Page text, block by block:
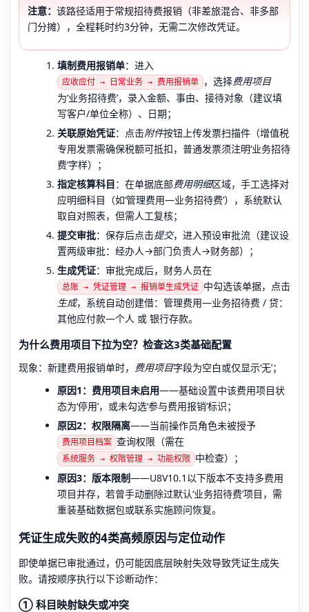
注意： 该路径适用于常规招待费报销（非差旅混合、非多部
门分摊），全程耗时约3分钟，无需二次修改凭证。
填制费用报销单：进入
应收应付 → 日常业务 → 费用报销单 ，选择费用项目
为‘业务招待费’，录入金额、事由、接待对象（建议填
写客户/单位全称）、日期；
关联原始凭证：点击附件按钮上传发票扫描件（增值税
专用发票需确保税额可抵扣，普通发票须注明‘业务招待
费’字样）；
指定核算科目：在单据底部费用明细区域，手工选择对
应明细科目（如‘管理费用—业务招待费’），系统默认
取自对照表，但需人工复核；
提交审批：保存后点击提交，进入预设审批流（建议设
置两级审批：经办人→部门负责人→财务部）；
生成凭证：审批完成后，财务人员在
总账 → 凭证管理 → 报销单生成凭证 中勾选该单据，点击
生成，系统自动创建借：管理费用—业务招待费 / 贷：
其他应付款—个人 或 银行存款。
为什么费用项目下拉为空？检查这3类基础配置
现象：新建费用报销单时， 费用项目字段为空白或仅显示‘无’；
原因1：费用项目未启用——基础设置中该费用项目状
态为‘停用’，或未勾选‘参与费用报销’标识；
原因2：权限隔离——当前操作员角色未被授予
费用项目档案 查询权限（需在
系统服务 → 权限管理 → 功能权限
中检查）；
原因3：版本限制——U8V10.1以下版本不支持多费用
项目并存，若曾手动删除过默认‘业务招待费’项目，需
重装基础数据包或联系实施顾问恢复。
凭证生成失败的4类高频原因与定位动作
即使单据已审批通过，仍可能因底层映射失效导致凭证生成失
败。请按顺序执行以下诊断动作：
① 科目映射缺失或冲突